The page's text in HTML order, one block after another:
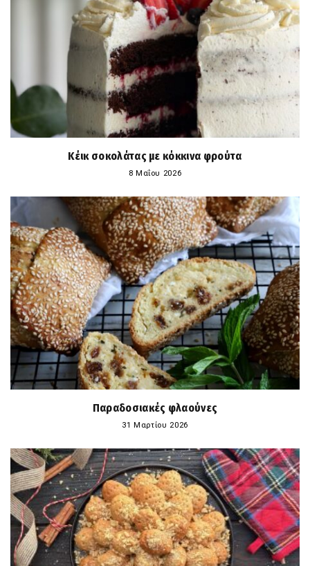
Κέικ σοκολάτας με κόκκινα φρούτα
8 Μαΐου 2026
Παραδοσιακές φλαούνες
31 Μαρτίου 2026